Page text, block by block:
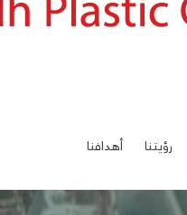
رؤيتنا أهدافنا